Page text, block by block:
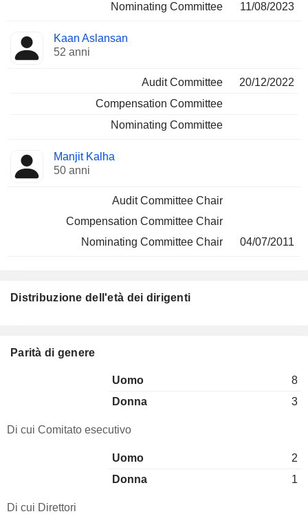
Nominating Committee
11/08/2023
Kaan Aslansan
52 anni
Audit Committee
20/12/2022
Compensation Committee
Nominating Committee
Manjit Kalha
50 anni
Audit Committee Chair
Compensation Committee Chair
Nominating Committee Chair
04/07/2011
Distribuzione dell'età dei dirigenti
Parità di genere
Uomo
8
Donna
3
Di cui Comitato esecutivo
Uomo
2
Donna
1
Di cui Direttori